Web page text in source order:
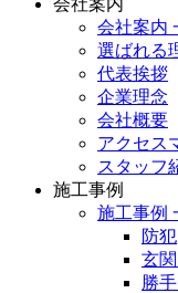
会社案内
会社案内
選ばれる
代表挨拶
企業理念
会社概要
アクセス
スタッフ
施工事例
施工事例
防犯
玄
勝